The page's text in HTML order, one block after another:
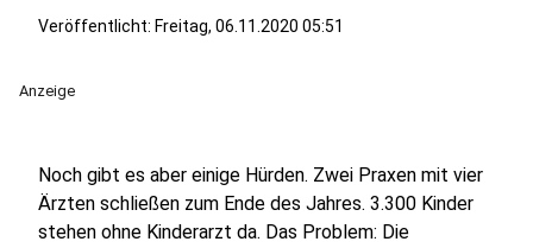
Veröffentlicht: Freitag, 06.11.2020 05:51
Anzeige
Noch gibt es aber einige Hürden. Zwei Praxen mit vier
Ärzten schließen zum Ende des Jahres. 3.300 Kinder
stehen ohne Kinderarzt da. Das Problem: Die